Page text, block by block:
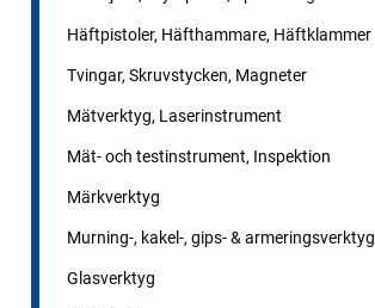
Häftpistoler, Häfthammare, Häftklammer
Tvingar, Skruvstycken, Magneter
Mätverktyg, Laserinstrument
Mät- och testinstrument, Inspektion
Märkverktyg
Murning-, kakel-, gips- & armeringsverktyg
Glasverktyg